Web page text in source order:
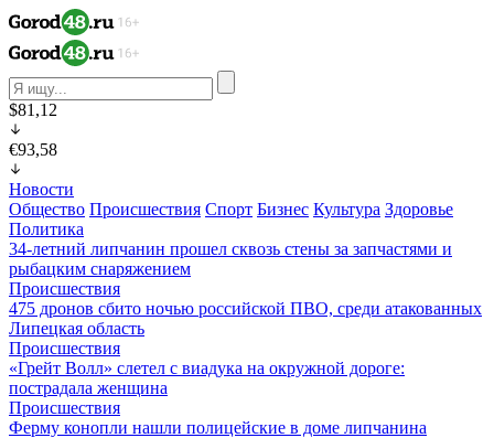
$81,12
€93,58
Новости
Общество Происшествия Спорт Бизнес Культура Здоровье
Политика
34-летний липчанин прошел сквозь стены за запчастями и
рыбацким снаряжением
Происшествия
475 дронов сбито ночью российской ПВО, среди атакованных
Липецкая область
Происшествия
«Грейт Волл» слетел с виадука на окружной дороге:
пострадала женщина
Происшествия
Ферму конопли нашли полицейские в доме липчанина